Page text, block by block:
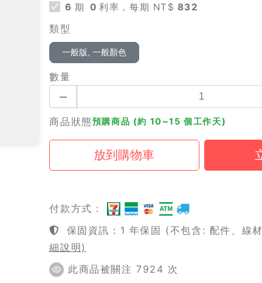
6 期 0 利率，每期 NT$ 832
類型
一般版, 一般顏色
數量
商品狀態預購商品 (約 10~15 個工作天)
付款方式：
保固資訊：1 年保固 (不包含: 配件、線
細說明)
此商品被關注 7924 次